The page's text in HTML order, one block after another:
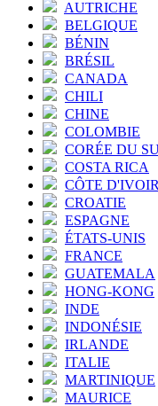
AUTRICHE
BELGIQUE
BÉNIN
BRÉSIL
CANADA
CHILI
CHINE
COLOMBIE
CORÉE DU
COSTA RICA
CÔTE
CROATIE
ESPAGNE
ÉTATS-UNIS
FRANCE
GUATEMALA
HONG-KONG
INDE
INDONÉSIE
IRLANDE
ITALIE
MARTINIQUE
MAURICE